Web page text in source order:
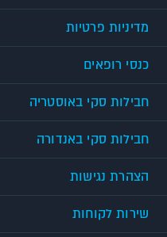
מדיניות פרטיות
כנסי רופאים
חבילות סקי באוסטריה
חבילות סקי באנדורה
הצהרת נגישות
שירות לקוחות